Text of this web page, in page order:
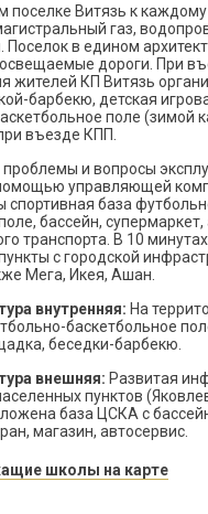
поселке Витязь к
газ,
Поселок в едином
дороги. При
жителей КП Витязь
барбекю, детская
поле (зимой
въезде КПП.
и вопросы
управляющей
спортивная база
бассейн, супермаркет,
транспорта. В 10
с городской
Мега, Икея, Ашан.
внутренняя: На
баскетбольное
беседки-барбекю.
внешняя: Развитая
пунктов
база ЦСКА с
магазин, автосервис.
школы на карте